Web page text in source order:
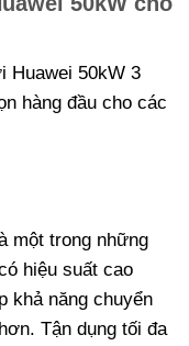
Huawei 50kW 3
hàng đầu cho các
một trong những
hiệu suất cao
khả năng chuyển
Tận dụng tối đa